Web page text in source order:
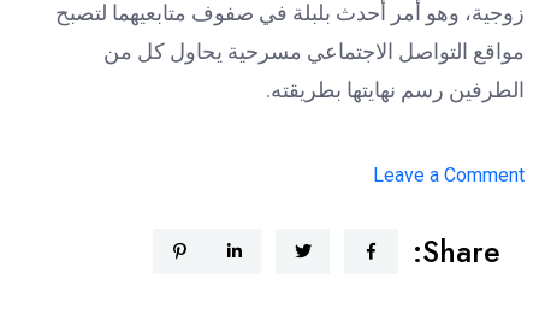
زوجية، وهو أمر أحدث بلبلة في صفوف متابعيهما لتصبح
مواقع التواصل الاجتماعي مسرحية يحاول كل من
الطرفين رسم نهايتها بطريقته.
Leave a Comment
فود
Share: